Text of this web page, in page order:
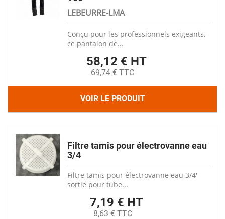
LEBEURRE-LMA
Conçu pour les professionnels exigeants,
ce pantalon de...
58,12 € HT
69,74 € TTC
VOIR LE PRODUIT
Filtre tamis pour électrovanne eau
3/4
Filtre tamis pour électrovanne eau 3/4'
sortie pour tube...
7,19 € HT
8,63 € TTC